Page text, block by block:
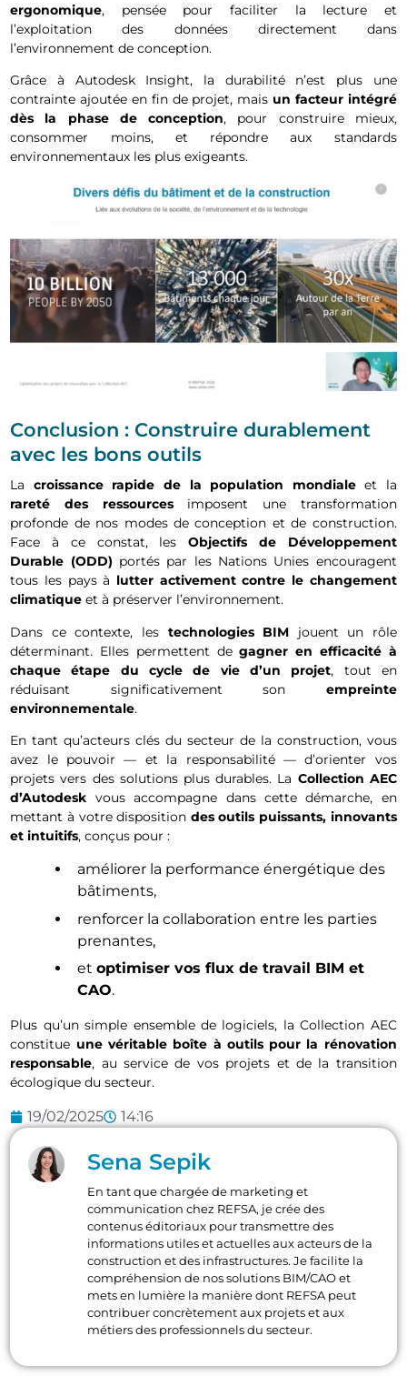
ergonomique, pensée pour faciliter la lecture et
l’exploitation des données directement dans
l’environnement de conception.
Grâce à Autodesk Insight, la durabilité n’est plus une
contrainte ajoutée en fin de projet, mais un facteur intégré
dès la phase de conception, pour construire mieux,
consommer moins, et répondre aux standards
environnementaux les plus exigeants.
Conclusion : Construire durablement
avec les bons outils
La croissance rapide de la population mondialeet la
rareté des ressourcesimposent une transformation
profonde de nos modes de conception et de construction.
Face à ce constat, lesObjectifs de Développement
Durable (ODD) portés par les Nations Unies encouragent
tous les pays à lutter activement contre le changement
climatique et à préserver l’environnement.
Dans ce contexte, les technologies BIM jouent un rôle
déterminant. Elles permettent degagner en efficacité à
chaque étape du cycle de vie d’un projet, tout en
réduisant significativement son empreinte
environnementale.
En tant qu’acteurs clés du secteur de la construction, vous
avez le pouvoir — et la responsabilité — d’orienter vos
projets vers des solutions plus durables. La Collection AEC
d’Autodesk vous accompagne dans cette démarche, en
mettant à votre disposition des outils puissants, innovants
et intuitifs, conçus pour :
améliorer la performance énergétique des
bâtiments,
renforcer la collaboration entre les parties
prenantes,
et optimiser vos flux de travail BIM et
CAO.
Plus qu’un simple ensemble de logiciels, la Collection AEC
constitue une véritable boîte à outils pour la rénovation
responsable, au service de vos projets et de la transition
écologique du secteur.
19/02/2025 14:16
Sena Sepik
En tant que chargée de marketing et
communication chez REFSA, je crée des
contenus éditoriaux pour transmettre des
informations utiles et actuelles aux acteurs de la
construction et des infrastructures. Je facilite la
compréhension de nos solutions BIM/CAO et
mets en lumière la manière dont REFSA peut
contribuer concrètement aux projets et aux
métiers des professionnels du secteur.